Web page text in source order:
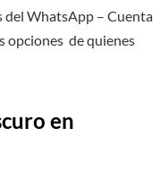
del WhatsApp – Cuenta
opciones de quienes
en